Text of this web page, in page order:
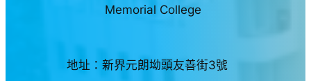
Memorial College
地址：新界元朗坳頭友善街3號